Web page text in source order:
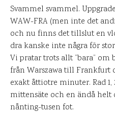
Svammel svammel.
WAW-FRA (men inte det
och nu finns det tillslut en
dra kanske inte några för
Vi pratar trots allt ”bara” om
från Warszawa till Frankfurt
exakt åttiotre minuter. Rad
mittensäte och en ändå helt
nånting-tusen fot.